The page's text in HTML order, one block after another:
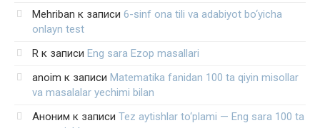
Mehriban к записи 6-sinf ona tili va adabiyot bo‘yicha
onlayn test
R к записи Eng sara Ezop masallari
anoim к записи Matematika fanidan 100 ta qiyin misollar
va masalalar yechimi bilan
Аноним к записи Tez aytishlar to‘plami — Eng sara 100 ta